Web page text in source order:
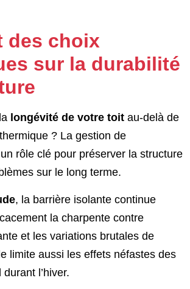
des choix
sur la durabilité
longévité de votre toit au-delà de
? La gestion de
rôle clé pour préserver la structure
sur le long terme.
, la barrière isolante continue
la charpente contre
et les variations brutales de
limite aussi les effets néfastes des
l’hiver.